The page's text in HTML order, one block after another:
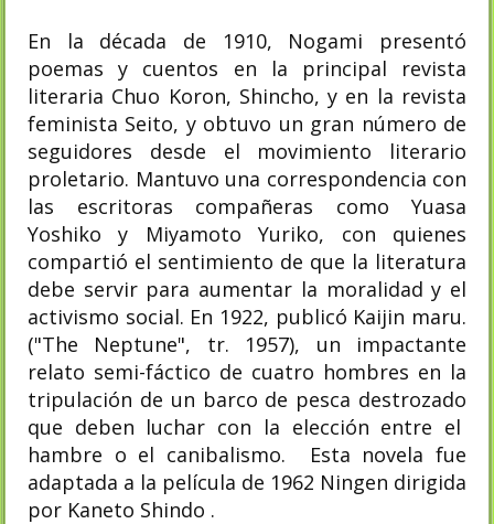
En la década de 1910, Nogami presentó
poemas y cuentos en la principal revista
literaria Chuo Koron, Shincho, y en la revista
feminista Seito, y obtuvo un gran número de
seguidores desde el movimiento literario
proletario. Mantuvo una correspondencia con
las escritoras compañeras como Yuasa
Yoshiko y Miyamoto Yuriko, con quienes
compartió el sentimiento de que la literatura
debe servir para aumentar la moralidad y el
activismo social. En 1922, publicó Kaijin maru.
("The Neptune", tr. 1957), un impactante
relato semi-fáctico de cuatro hombres en la
tripulación de un barco de pesca destrozado
que deben luchar con la elección entre el
hambre o el canibalismo. Esta novela fue
adaptada a la película de 1962 Ningen dirigida
por Kaneto Shindo .